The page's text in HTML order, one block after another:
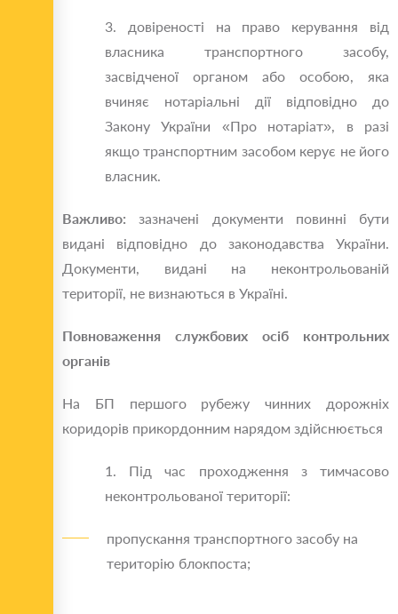
3. довіреності на право керування від
власника транспортного засобу,
засвідченої органом або особою, яка
вчиняє нотаріальні дії відповідно до
Закону України «Про нотаріат», в разі
якщо транспортним засобом керує не його
власник.
Важливо: зазначені документи повинні бути
видані відповідно до законодавства України.
Документи, видані на неконтрольованій
території, не визнаються в Україні.
Повноваження службових осіб контрольних
органів
На БП першого рубежу чинних дорожніх
коридорів прикордонним нарядом здійснюється
1. Під час проходження з тимчасово
неконтрольованої території:
пропускання транспортного засобу на
територію блокпоста;